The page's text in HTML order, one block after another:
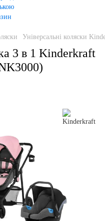
Універсальні коляски
3 в 1 Kinderkraft